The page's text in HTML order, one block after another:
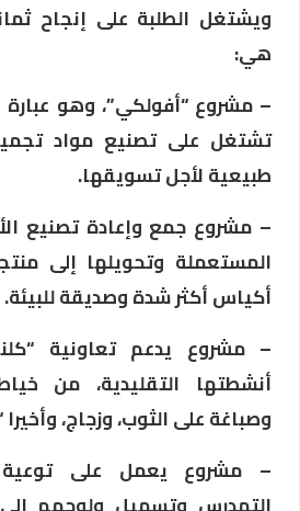
ويشتغل الطلبة على إنجاح
هي:
– مشروع “أفولكي”، وهو عبارة
تشتغل على تصنيع مواد
طبيعية لأجل تسويقها.
– مشروع جمع وإعادة تصنيع
المستعملة وتحويلها إلى
أكياس أكثر شدة وصديقة للبيئة.
– مشروع يدعم تعاونية
أنشطتها التقليدية، من
وصباغة على الثوب، وزجاج،
– مشروع يعمل على توعية